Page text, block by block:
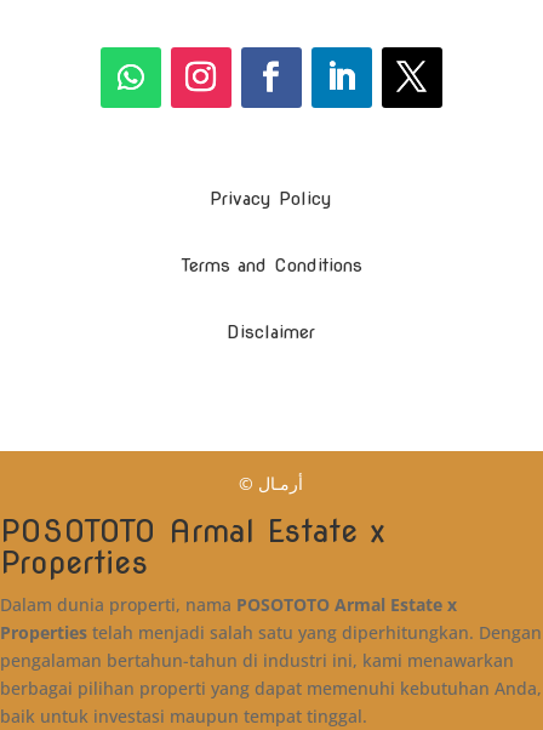
Privacy Policy
Terms and Conditions
Disclaimer
© أرمـال
POSOTOTO Armal Estate x
Properties
Dalam dunia properti, nama POSOTOTO Armal Estate x
Properties telah menjadi salah satu yang diperhitungkan. Dengan
pengalaman bertahun-tahun di industri ini, kami menawarkan
berbagai pilihan properti yang dapat memenuhi kebutuhan Anda,
baik untuk investasi maupun tempat tinggal.